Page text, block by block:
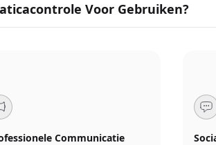
Voor Gebruiken?
Communicatie